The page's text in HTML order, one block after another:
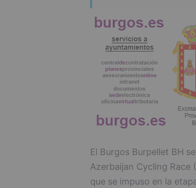
El Burgos Burpellet BH
Azerbaijan Cycling
que se impuso en la